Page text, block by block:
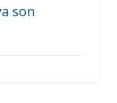
son